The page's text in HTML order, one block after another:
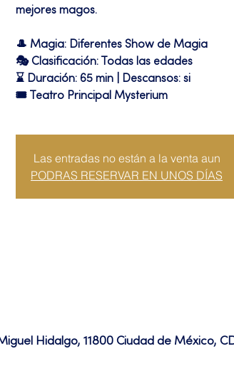
mejores magos.
🎩 Magia: Diferentes Show de Magia
🎭 Clasificación: Todas las edades
⌛ Duración: 65 min | Descansos: si
🎟 Teatro Principal Mysterium
Las entradas no están a la venta aun
PODRAS RESERVAR EN UNOS DÍAS
Hidalgo, 11800 Ciudad de México,